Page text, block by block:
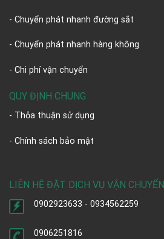
- Chuyển phát nhanh đường sắt
- Chuyển phát nhanh hàng không
- Chi phí vận chuyển
QUY ĐỊNH CHUNG
- Thỏa thuận sử dụng
- Chính sách bảo mật
LIÊN HỆ ĐẶT DỊCH VỤ VẬN CHUYỂN
0902923633 - 0934562259
0906251816